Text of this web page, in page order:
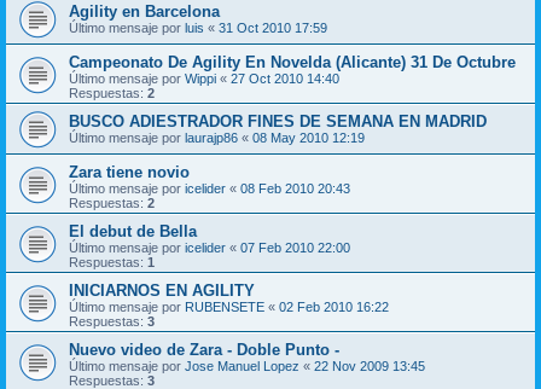
Agility en Barcelona
Último mensaje por luis « 31 Oct 2010 17:59
Campeonato De Agility En Novelda (Alicante) 31 De Octubre
Último mensaje por Wippi « 27 Oct 2010 14:40
Respuestas: 2
BUSCO ADIESTRADOR FINES DE SEMANA EN MADRID
Último mensaje por laurajp86 « 08 May 2010 12:19
Zara tiene novio
Último mensaje por icelider « 08 Feb 2010 20:43
Respuestas: 2
El debut de Bella
Último mensaje por icelider « 07 Feb 2010 22:00
Respuestas: 1
INICIARNOS EN AGILITY
Último mensaje por RUBENSETE « 02 Feb 2010 16:22
Respuestas: 3
Nuevo video de Zara - Doble Punto -
Último mensaje por Jose Manuel Lopez « 22 Nov 2009 13:45
Respuestas: 3